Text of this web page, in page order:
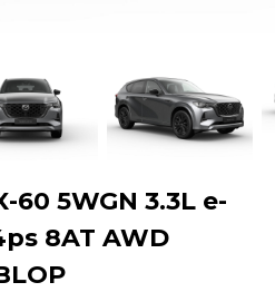
60 5WGN 3.3L e-
8AT AWD